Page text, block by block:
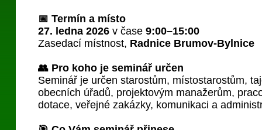
📅 Termín a místo
27. ledna 2026 v čase 9:00–15:00
Zasedací místnost, Radnice Brumov-Bylnice
👥 Pro koho je seminář určen
Seminář je určen starostům, místostarostům,
obecních úřadů, projektovým manažerům,
dotace, veřejné zakázky, komunikaci a